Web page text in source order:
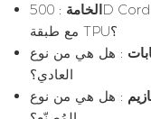
الخامة
: 500D Cordura®؟ نسيج تريكو صامت ثلاثي الطبقات
مع طبقة TPU؟
: هل هي من نوع YKK AquaGuard® أم من النوع
العادي؟
: هل هي من نوع Duraflex® أم من البلاستيك غير